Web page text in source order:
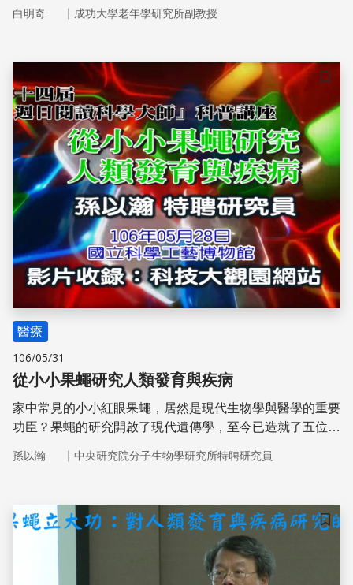
什麼？
白明奇 ｜ 成功大學老年學研究所副教授
儲存
醫療
106/05/31
從小小果蠅研究人類發育與疾病
家中常見的小小紅眼果蠅，居然是現代生物學與醫學的重要
功臣？果蠅的研究開啟了現代遺傳學，至今已造就了五位諾
孫以瀚 ｜ 中央研究院分子生物學研究所特聘研究員
儲存